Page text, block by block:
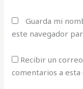
Guarda mi
este navegador
Recibir un
comentarios a esta